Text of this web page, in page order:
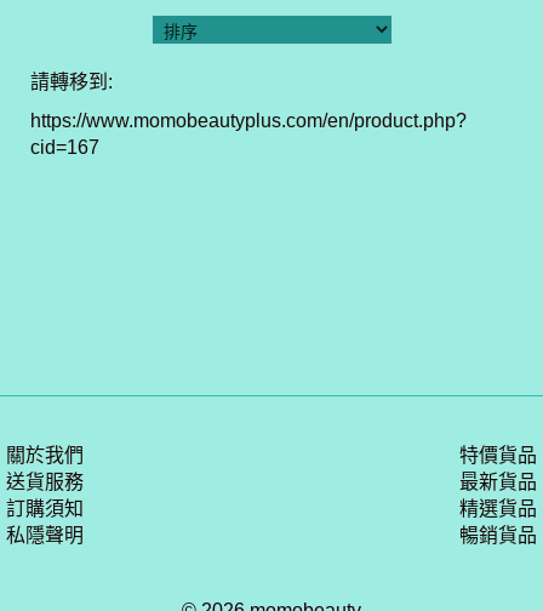
請轉移到 :
https://www.momobeautyplus.com/en/product.php?
cid=167
關於我們
送貨服務
訂購須知
私隱聲明
特價貨品
最新貨品
精選貨品
暢銷貨品